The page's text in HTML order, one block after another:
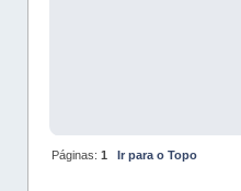
Páginas: 1 Ir para o Topo